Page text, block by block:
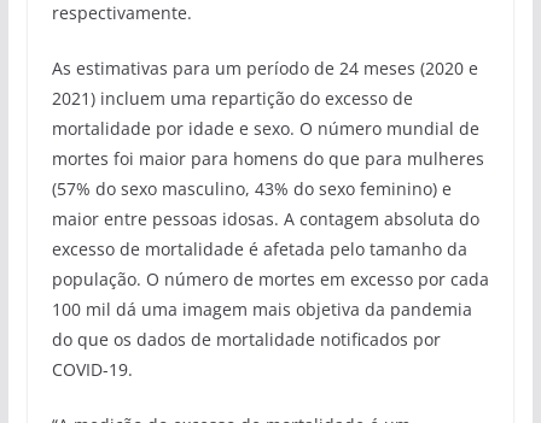
respectivamente.
As estimativas para um período de 24 meses (2020 e
2021) incluem uma repartição do excesso de
mortalidade por idade e sexo. O número mundial de
mortes foi maior para homens do que para mulheres
(57% do sexo masculino, 43% do sexo feminino) e
maior entre pessoas idosas. A contagem absoluta do
excesso de mortalidade é afetada pelo tamanho da
população. O número de mortes em excesso por cada
100 mil dá uma imagem mais objetiva da pandemia
do que os dados de mortalidade notificados por
COVID-19.